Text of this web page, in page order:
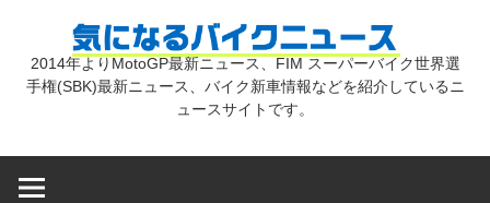
気
2014年よりMotoGP最新ニュース、FIM スーパーバイク世界選
手権(SBK)最新ニュース、バイク新車情報などを紹介しているニ
ュースサイトです。